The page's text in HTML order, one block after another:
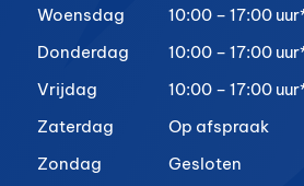
Woensdag
10:00 – 17:00
Donderdag
10:00 – 17:00
Vrijdag
10:00 – 17:00
Zaterdag
Op afspraak
Zondag
Gesloten